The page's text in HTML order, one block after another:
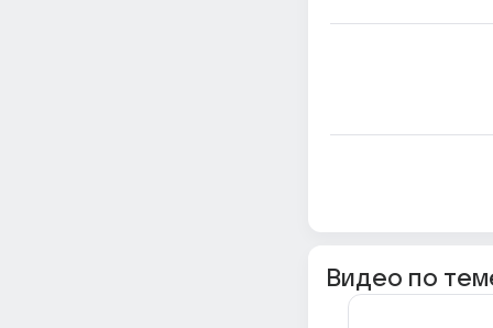
Видео по